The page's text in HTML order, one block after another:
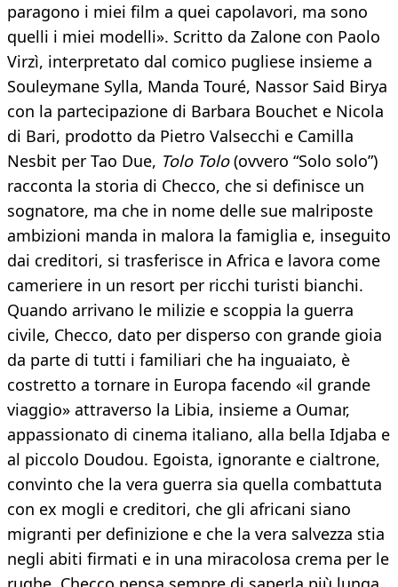
paragono i miei film a quei capolavori, ma sono
quelli i miei modelli». Scritto da Zalone con Paolo
Virzì, interpretato dal comico pugliese insieme a
Souleymane Sylla, Manda Touré, Nassor Said Birya
con la partecipazione di Barbara Bouchet e Nicola
di Bari, prodotto da Pietro Valsecchi e Camilla
Nesbit per Tao Due, Tolo Tolo(ovvero “Solo solo”)
racconta la storia di Checco, che si definisce un
sognatore, ma che in nome delle sue malriposte
ambizioni manda in malora la famiglia e, inseguito
dai creditori, si trasferisce in Africa e lavora come
cameriere in un resort per ricchi turisti bianchi.
Quando arrivano le milizie e scoppia la guerra
civile, Checco, dato per disperso con grande gioia
da parte di tutti i familiari che ha inguaiato, è
costretto a tornare in Europa facendo «il grande
viaggio» attraverso la Libia, insieme a Oumar,
appassionato di cinema italiano, alla bella Idjaba e
al piccolo Doudou. Egoista, ignorante e cialtrone,
convinto che la vera guerra sia quella combattuta
con ex mogli e creditori, che gli africani siano
migranti per definizione e che la vera salvezza stia
negli abiti firmati e in una miracolosa crema per le